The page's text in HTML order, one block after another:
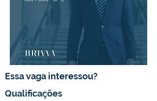
Essa vaga interessou?
Qualificações